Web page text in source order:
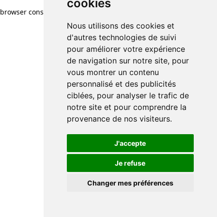
cookies
Nous utilisons des cookies et
d'autres technologies de suivi
pour améliorer votre expérience
de navigation sur notre site, pour
vous montrer un contenu
personnalisé et des publicités
ciblées, pour analyser le trafic de
notre site et pour comprendre la
provenance de nos visiteurs.
J'accepte
Je refuse
Changer mes préférences
browser console for more information)